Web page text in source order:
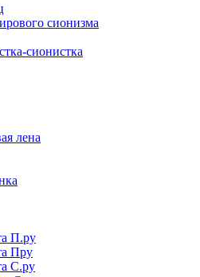
сионизма
сионистка
лена
П.ру
Пру
С.ру